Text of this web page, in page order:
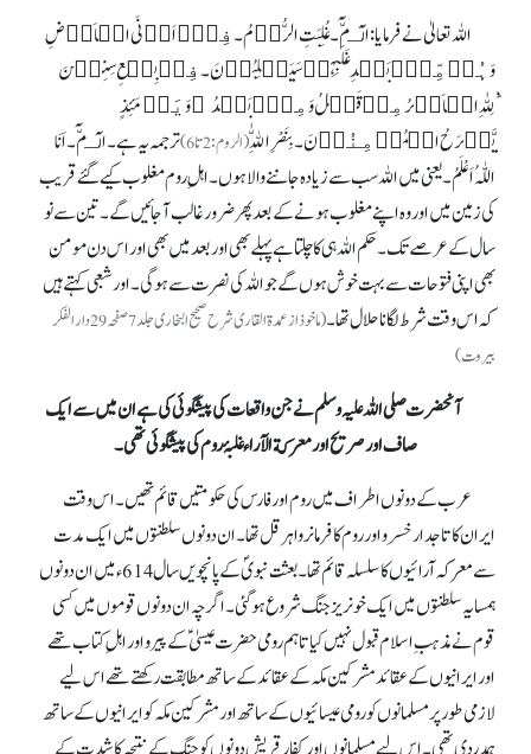
اللہ تعالیٰ نے فرمایا:الٓـمّٓ۔غُلِبَتِ الرُّوۡمُ۔ فِیۡۤ اَدۡنَی الۡاَرۡضِ
وَہُمۡ مِّنۡۢ بَعۡدِ غَلَبِہِمۡ سَیَغۡلِبُوۡنَ۔ فِیۡ بِضۡعِ سِنِیۡنَ
۬ؕ لِلّٰہِ الۡاَمۡرُ مِنۡ قَبۡلُ وَمِنۡۢ بَعۡدُ ؕ وَیَوۡمَئِذٍ
یَّفۡرَحُ الۡمُؤۡمِنُوۡنَ۔ بِنَصْرِ اللّٰهِ(الروم: 2تا 6)
ترجمہ یہ ہے۔ الٓـمّٓ۔ اَنَا
اللّٰہُ اَعْلَمُ۔یعنی میں اللہ سب سے زیادہ جاننے والا ہوں۔ اہلِ روم مغلوب کیے گئے قریب
کی زمین میں اور وہ اپنے مغلوب ہونے کے بعد پھر ضرور غالب آ جائیں گے۔ تین سے نو
سال کے عرصےتک۔ حکم اللہ ہی کا چلتا ہے پہلے بھی اور بعد میں بھی اور اس دن مومن
بھی اپنی فتوحات سے بہت خوش ہوں گے جو اللہ کی نصرت سے ہو گی۔ اور شعبی کہتے ہیں
کہ اس وقت شرط لگانا حلال تھا۔
(ماخوذ از عمدة القاری شرح صحیح البخاری جلد7صفحہ29 دار الفکر
بیروت )
آنحضرت صلی اللہ علیہ وسلم نے جن واقعات کی پیشگوئی کی ہے ان میں سے ایک
صاف اور صریح اور معرکة الآراء غلبۂ روم کی پیشگوئی تھی۔
عرب کے دونوں اطراف میں روم اور فارس کی حکومتیں قائم تھیں۔ اس وقت
ایران کا تاجدار خسرو اور روم کا فرمانروا ہرقل تھا۔ ان دونوں سلطنتوں میں ایک مدت
سے معرکہ آرائیوں کا سلسلہ قائم تھا۔ بعثت نبویؐ کے پانچویں سال 614ء میں ان دونوں
ہمسایہ سلطنتوں میں ایک خونریز جنگ شروع ہو گئی۔ اگرچہ ان دونوں قوموں میں کسی
قوم نے مذہبِ اسلام قبول نہیں کیا تاہم رومی حضرت عیسیٰؑ کے پیرو اور اہلِ کتاب تھے
اور ایرانیوں کے عقائد مشرکین مکہ کے عقائد کے ساتھ مطابقت رکھتے تھے اس لیے
لازمی طور پر مسلمانوں کو رومی عیسائیوں کے ساتھ اور مشرکین مکہ کو ایرانیوں کے ساتھ